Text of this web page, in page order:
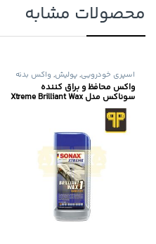
محصولات مشابه
اسپری خودرویی,پولیش, واکس بدنه
واکس محافظ و براق کننده
سوناکس مدل Xtreme Brilliant Wax